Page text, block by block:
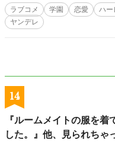
ラブコメ 学園 恋愛 ハー
ヤンデレ
14
『ルームメイトの服を
した。』他、見られちゃ